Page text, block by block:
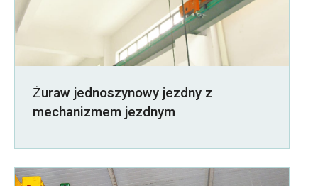
Żuraw jednoszynowy jezdny z
mechanizmem jezdnym